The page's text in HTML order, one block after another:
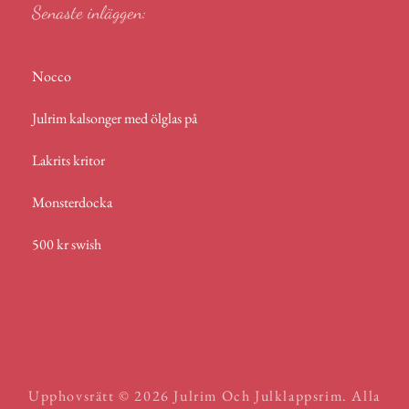
Senaste inläggen:
Nocco
Julrim kalsonger med ölglas på
Lakrits kritor
Monsterdocka
500 kr swish
Upphovsrätt © 2026 Julrim Och Julklappsrim. Alla